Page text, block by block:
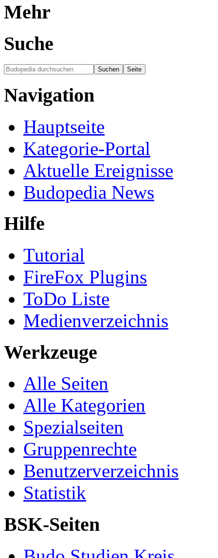
Mehr
Suche
Navigation
Hauptseite
Kategorie-Portal
Aktuelle Ereignisse
Budopedia News
Hilfe
Tutorial
FireFox Plugins
ToDo Liste
Medienverzeichnis
Werkzeuge
Alle Seiten
Alle Kategorien
Spezialseiten
Gruppenrechte
Benutzerverzeichnis
Statistik
BSK-Seiten